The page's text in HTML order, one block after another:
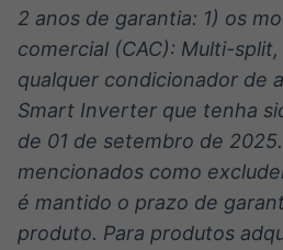
2 anos de garantia: 1) os
comercial (CAC): Multi-
qualquer condicionador de
Smart Inverter que tenha
de 01 de setembro de
mencionados como
é mantido o prazo de
produto. Para produtos